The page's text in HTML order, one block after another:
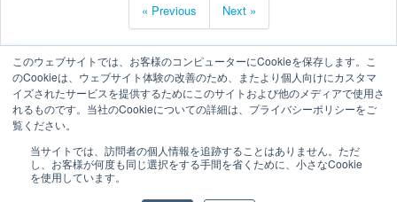
このウェブサイトでは、お客様のコンピューターにCookieを保存します。こ
のCookieは、ウェブサイト体験の改善のため、またより個人向けにカスタマ
イズされたサービスを提供するためにこのサイトおよび他のメディアで使用さ
れるものです。当社のCookieについての詳細は、プライバシーポリシーをご
覧ください。
当サイトでは、訪問者の個人情報を追跡することはありません。ただ
し、お客様が何度も同じ選択をする手間を省くために、小さなCookie
を使用しています。
« Previous Next »